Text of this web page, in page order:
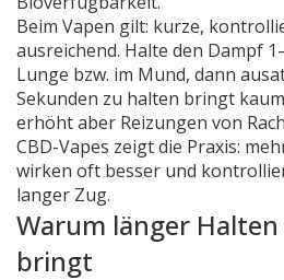
Beim Vapen gilt: kurze,
ausreichend. Halte den Dampf
Lunge bzw. im Mund, dann
Sekunden zu halten bringt
erhöht aber Reizungen von
CBD-Vapes zeigt die Praxis:
wirken oft besser und
langer Zug.
Warum länger
bringt